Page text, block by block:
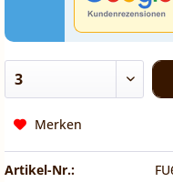
Merken
Artikel-Nr.: